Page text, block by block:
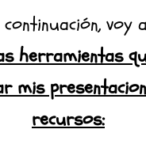
voy a
herramientas
mis
recursos: